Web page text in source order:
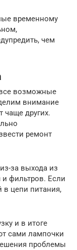
временному
чем
возможные
внимание
других.
ремонт
за выхода из
и фильтров. Если
в цепи питания,
и в итоге
сами лампочки
проблемы